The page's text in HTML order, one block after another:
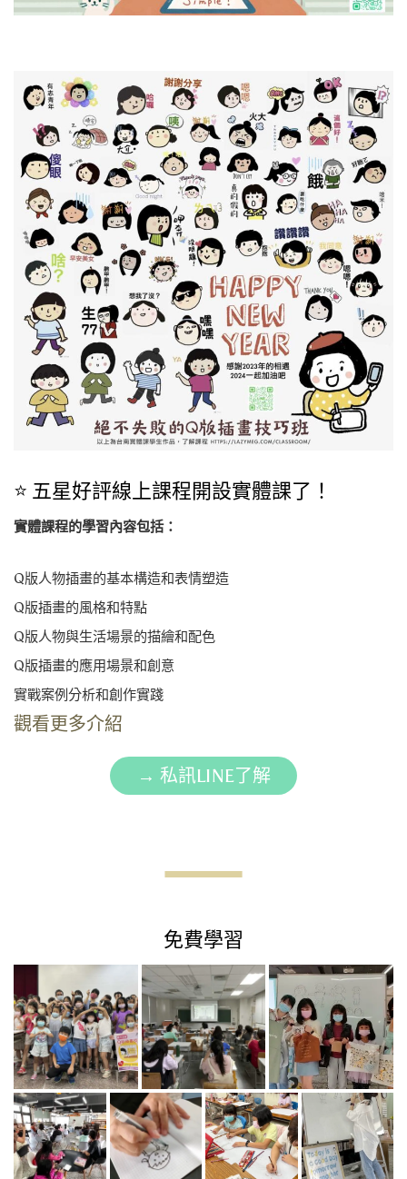
⭐️ 五星好評線上課程開設實體課了！
實體課程的學習內容包括：
Q版人物插畫的基本構造和表情塑造
Q版插畫的風格和特點
Q版人物與生活場景的描繪和配色
Q版插畫的應用場景和創意
實戰案例分析和創作實踐
觀看更多介紹
→ 私訊LINE了解
免費學習